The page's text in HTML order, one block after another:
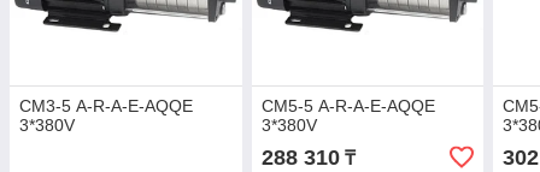
СМ3-5 A-R-A-E-AQQE
3*380V
СМ5-5 A-R-A-E-AQQE
3*380V
288 310₸